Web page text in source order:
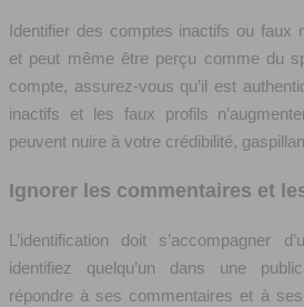
Identifier des comptes inactifs ou faux
et peut même être perçu comme du
compte, assurez-vous qu’il est
inactifs et les faux profils
peuvent nuire à votre crédibilité,
Ignorer les commentaires et
L’identification doit s’accompagner
identifiez quelqu’un dans une
répondre à ses commentaires et à